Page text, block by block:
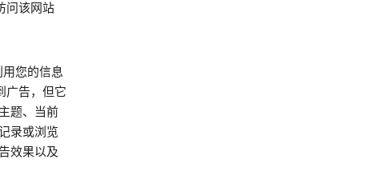
问该网站
您的信息
广告，但它
题、当前
录或浏览
效果以及